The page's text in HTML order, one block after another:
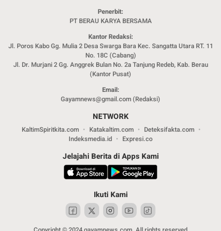
Penerbit:
PT BERAU KARYA BERSAMA
Kantor Redaksi:
Jl. Poros Kabo Gg. Mulia 2 Desa Swarga Bara Kec. Sangatta Utara RT. 11
No. 18C (Cabang)
Jl. Dr. Murjani 2 Gg. Anggrek Bulan No. 2a Tanjung Redeb, Kab. Berau
(Kantor Pusat)
Email:
Gayamnews@gmail.com (Redaksi)
NETWORK
KaltimSpiritkita.com Katakaltim.com
Deteksifakta.com
Indeksmedia.id
Expresi.co
Jelajahi Berita di Apps Kami
Ikuti Kami